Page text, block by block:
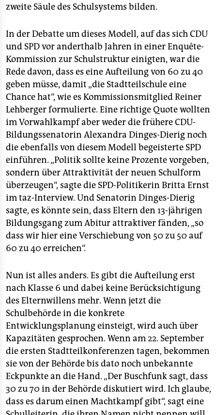
zweite Säule des Schulsystems bilden.
In der Debatte um dieses Modell, auf das sich CDU
und SPD vor anderthalb Jahren in einer Enquête-
Kommission zur Schulstruktur einigten, war die
Rede davon, dass es eine Aufteilung von 60 zu 40
geben müsse, damit „die Stadtteilschule eine
Chance hat“, wie es Kommissionsmitglied Reiner
Lehberger formulierte. Eine richtige Quote wollten
im Vorwahlkampf aber weder die frühere CDU-
Bildungssenatorin Alexandra Dinges-Dierig noch
die ebenfalls von diesem Modell begeisterte SPD
einführen. „Politik sollte keine Prozente vorgeben,
sondern über Attraktivität der neuen Schulform
überzeugen“, sagte die SPD-Politikerin Britta Ernst
im taz-Interview. Und Senatorin Dinges-Dierig
sagte, es könnte sein, dass Eltern den 13-jährigen
Bildungsgang zum Abitur attraktiver fänden, „so
dass wir hier eine Verschiebung von 50 zu 50 auf
60 zu 40 erreichen“.
Nun ist alles anders. Es gibt die Aufteilung erst
nach Klasse 6 und dabei keine Berücksichtigung
des Elternwillens mehr. Wenn jetzt die
Schulbehörde in die konkrete
Entwicklungsplanung einsteigt, wird auch über
Kapazitäten gesprochen. Wenn am 22. September
die ersten Stadtteilkonferenzen tagen, bekommen
sie von der Behörde bis dato noch unbekannte
Eckpunkte an die Hand. „Der Buschfunk sagt, dass
30 zu 70 in der Behörde diskutiert wird. Ich glaube,
dass es darum einen Machtkampf gibt“, sagt eine